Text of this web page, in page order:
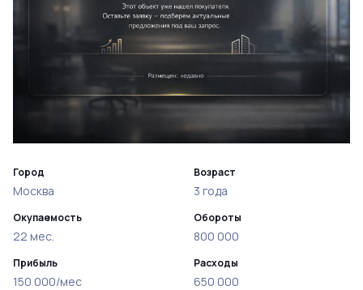
Город
Москва
Окупаемость
22 мес.
Прибыль
150 000/мес
Возраст
3 года
Обороты
800 000
Расходы
650 000